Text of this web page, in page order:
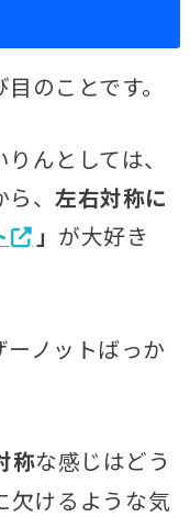
のことです。
んとしては、
ら、左右対称に
」 が大好き
ノットばっか
称な感じはどう
欠けるような気